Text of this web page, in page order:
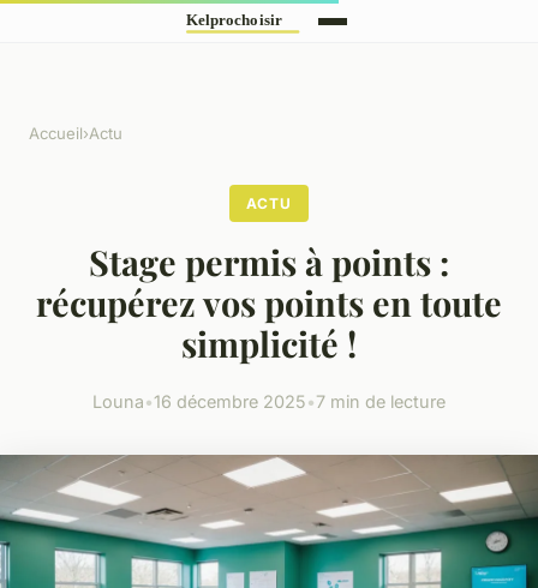
Accueil›Actu
ACTU
Stage permis à points :
récupérez vos points en toute
simplicité !
Louna•16 décembre 2025•7 min de lecture